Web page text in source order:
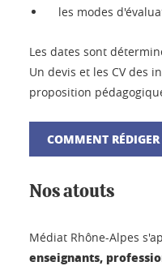
les modes
Les dates sont
Un devis et les CV des
proposition
COMMENT
Nos atouts
Médiat Rhône-Alpes
enseignants,